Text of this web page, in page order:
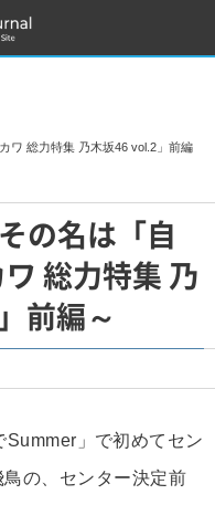
ワ 総力特集 乃木坂46 vol.2」前編
の名は「自
総力特集 乃
前編～
」で初めてセン
の、センター決定前